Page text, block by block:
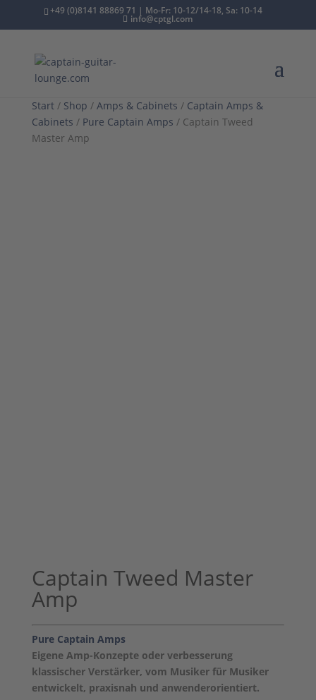
+49 (0)8141 88869 71 | Mo-Fr: 10-12/14-18, Sa: 10-14
info@cptgl.com
Start/ Shop / Amps & Cabinets / Captain Amps &
Cabinets / Pure Captain Amps / Captain Tweed
Master Amp
Captain Tweed Master
Amp
Pure Captain Amps
Eigene Amp-Konzepte oder verbesserung
klassischer Verstärker, vom Musiker für Musiker
entwickelt, praxisnah und anwenderorientiert.